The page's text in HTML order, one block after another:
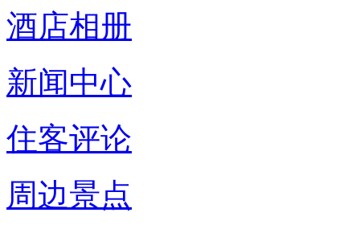
酒店相册
新闻中心
住客评论
周边景点